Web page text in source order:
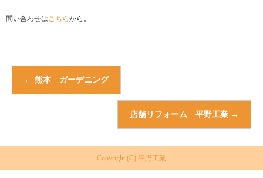
問い合わせはこちらから。
← 熊本 ガーデニング
店舗リフォーム 平野工業 →
Copyright (C) 平野工業